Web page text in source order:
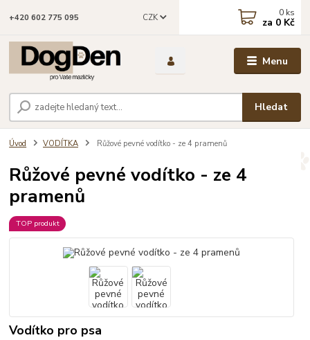
Menu
CZK
Hledat
+420 602 775 095 0 ks
za 0 Kč
Úvod VODÍTKA Růžové pevné vodítko - ze 4 pramenů
Růžové pevné vodítko - ze 4
pramenů
TOP produkt
Vodítko pro psa